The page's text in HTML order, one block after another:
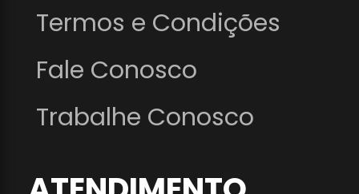
Termos e Condições
Fale Conosco
Trabalhe Conosco